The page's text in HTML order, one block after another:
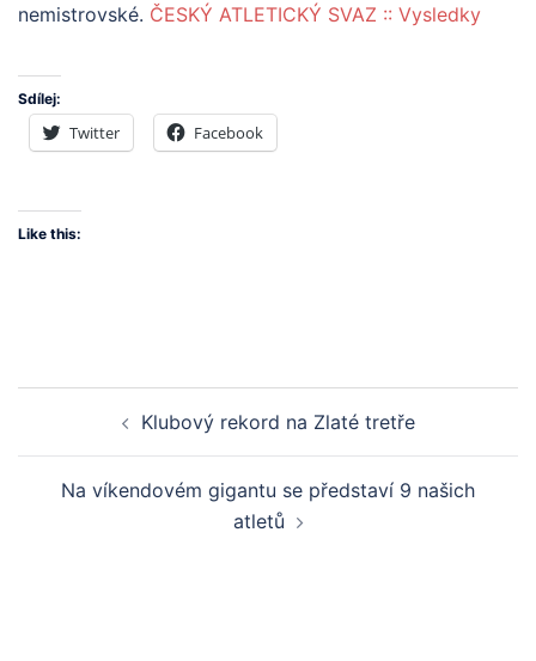
nemistrovské. ČESKÝ ATLETICKÝ SVAZ :: Vysledky
Sdílej:
Twitter Facebook
Like this:
navigationKlubový rekord na Zlaté tretře
Na víkendovém gigantu se představí 9 našich
atletů